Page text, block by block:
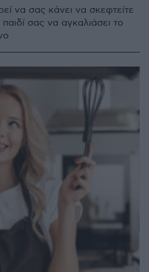
να σας κάνει να σκεφτείτε
σας να αγκαλιάσει το